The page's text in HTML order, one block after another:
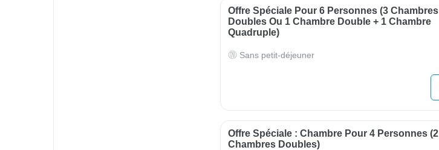
Offre Spéciale Pour 6 Personnes (3 Chambres
Doubles Ou 1 Chambre Double + 1 Chambre
Quadruple)
Sans petit-déjeuner
Offre Spéciale : Chambre Pour 4 Personnes (2
Chambres Doubles)